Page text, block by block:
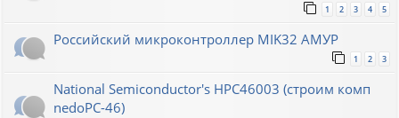
1 2 3 4 5
Российский микроконтроллер MIK32 АМУР
1 2 3
National Semiconductor's HPC46003 (строим комп
nedoPC-46)